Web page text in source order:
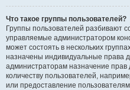
Что такое группы пользователей?
Группы пользователей разбивают
управляемые администратором
может состоять в нескольких
назначены индивидуальные права
администраторам назначение
количеству пользователей,
или предоставление